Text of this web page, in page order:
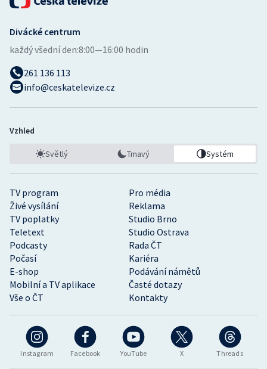
Instagram Facebook YouTube X Threads
TV program
Pro média
Živé vysílání
Reklama
TV poplatky
Studio Brno
Teletext
Studio Ostrava
Podcasty
Rada ČT
Počasí
Kariéra
E-shop
Podávání námětů
Mobilní a TV aplikace
Časté dotazy
Vše o ČT
Kontakty
Divácké centrum
každý všední den:8:00—16:00 hodin
261 136 113
info@ceskatelevize.cz
Vzhled
Světlý Tmavý Systém